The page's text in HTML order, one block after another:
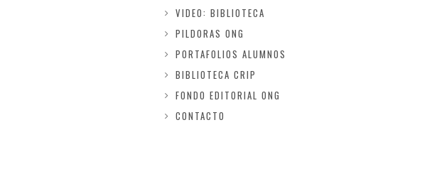
VIDEO: BIBLIOTECA
PILDORAS ONG
PORTAFOLIOS ALUMNOS
BIBLIOTECA CRIP
FONDO EDITORIAL ONG
CONTACTO